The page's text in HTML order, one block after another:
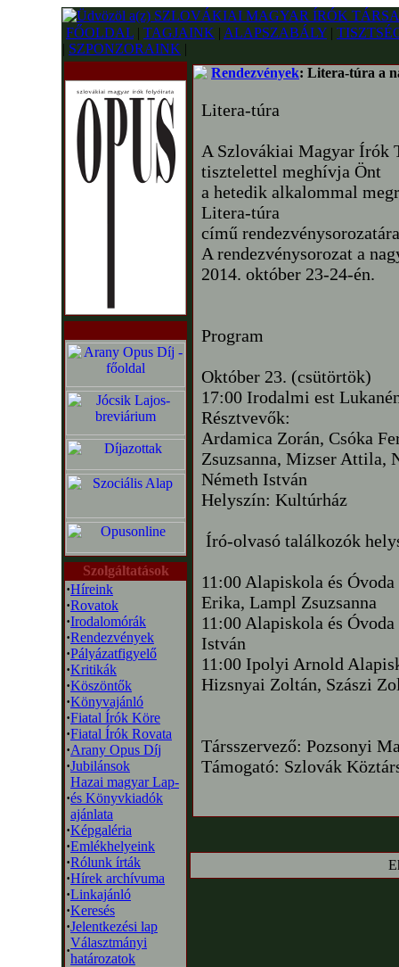
FŐOLDAL | TAGJAINK | ALAPSZABÁLY |
| SZPONZORAINK |
Szolgáltatások
·Híreink
·Rovatok
·Irodalomórák
·Rendezvények
·Pályázatfigyelő
·Kritikák
·Köszöntők
·Könyvajánló
·Fiatal Írók Köre
·Fiatal Írók Rovata
·Arany Opus Díj
·Jubilánsok
·
Hazai magyar Lap-
és Könyvkiadók
ajánlata
·Képgaléria
·Emlékhelyeink
·Rólunk írták
·Hírek archívuma
·Linkajánló
·Keresés
·Jelentkezési lap
·
Választmányi
határozatok
Rendezvények: Litera-túra a
Litera-túra
A Szlovákiai Magyar Írók
tisztelettel meghívja Önt
a hetedik alkalommal
Litera-túra
című
A rendezvénysorozat a
2014. október 23-24-én.
Program
Október 23. (csütörtök)
17:00 Irodalmi est
Résztvevők:
Ardamica Zorán, Csóka
Zsuzsanna, Mizser Attila,
Németh István
Helyszín: Kultúrház
Író-olvasó találkozók
11:00 Alapiskola és
Erika, Lampl Zsuzsanna
11:00 Alapiskola és
István
11:00 Ipolyi Arnold
Hizsnyai Zoltán, Szászi
Társszervező: Pozsonyi
Támogató: Szlovák